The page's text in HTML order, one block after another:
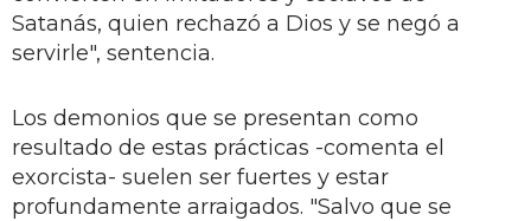
Satanás, quien rechazó a Dios y se negó a
servirle", sentencia.
Los demonios que se presentan como
resultado de estas prácticas -comenta el
exorcista- suelen ser fuertes y estar
profundamente arraigados. "Salvo que se